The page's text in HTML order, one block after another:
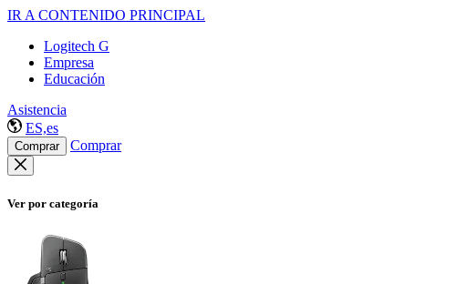
IR A CONTENIDO PRINCIPAL
Logitech G
Empresa
Educación
Asistencia
ES,es
Comprar Comprar
Ver por categoría